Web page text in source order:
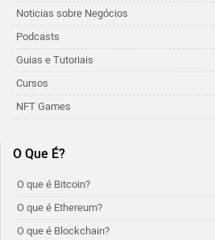
Noticias sobre Negócios
Podcasts
Guias e Tutoriais
Cursos
NFT Games
O Que É?
O que é Bitcoin?
O que é Ethereum?
O que é Blockchain?